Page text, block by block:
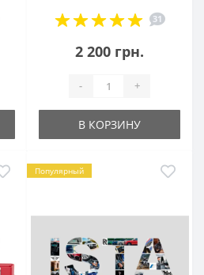
31
2 200 грн.
- +
В КОРЗИНУ
Популярный